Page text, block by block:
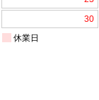
30
休業日